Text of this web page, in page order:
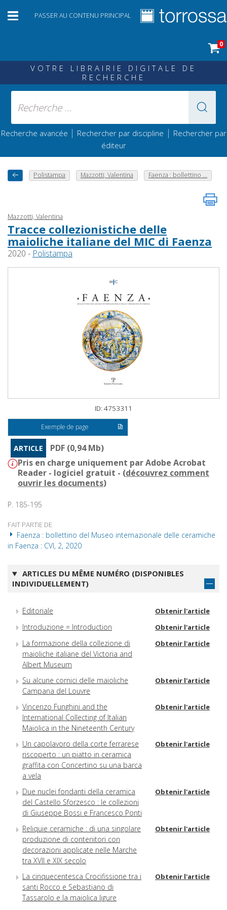
PASSER AU CONTENU PRINCIPAL
0
VOTRE LIBRAIRIE DIGITALE DE
RECHERCHE
Recherche avancée | Rechercher par discipline | Rechercher par
éditeur
Polistampa Mazzotti, Valentina Faenza : bollettino ...
Mazzotti, Valentina
Tracce collezionistiche delle
maioliche italiane del MIC di Faenza
2020 - Polistampa
ID: 4753311
Exemple de page
ARTICLE
PDF (0,94 Mb)
Pris en charge uniquement par Adobe Acrobat
Reader - logiciel gratuit - (découvrez comment
ouvrir les documents)
P. 185-195
FAIT PARTIE DE
Faenza : bollettino del Museo internazionale delle ceramiche
in Faenza : CVI, 2, 2020
ARTICLES DU MÊME NUMÉRO (DISPONIBLES
INDIVIDUELLEMENT)
Editoriale Obtenir l'article
Introduzione = Introduction Obtenir l'article
La formazione della collezione di
maioliche italiane del Victoria and
Albert Museum
Obtenir l'article
Su alcune cornici delle maioliche
Campana del Louvre
Obtenir l'article
Vincenzo Funghini and the
International Collecting of Italian
Maiolica in the Nineteenth Century
Obtenir l'article
Un capolavoro della corte ferrarese
riscoperto : un piatto in ceramica
graffita con Concertino su una barca
a vela
Obtenir l'article
Due nuclei fondanti della ceramica
del Castello Sforzesco : le collezioni
di Giuseppe Bossi e Francesco Ponti
Obtenir l'article
Reliquie ceramiche : di una singolare
produzione di contenitori con
decorazioni applicate nelle Marche
tra XVII e XIX secolo
Obtenir l'article
La cinquecentesca Crocifissione tra i
santi Rocco e Sebastiano di
Tassarolo e la maiolica ligure
Obtenir l'article